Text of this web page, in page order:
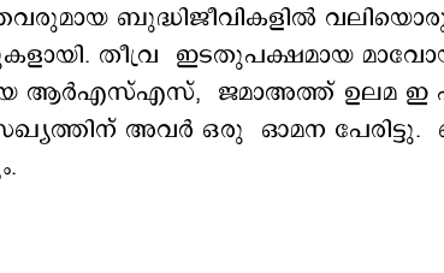
ബുദ്ധിജീവികളിൽ
തീവ്ര ഇടതുപക്ഷമായ
ആർഎസ്എസ്, ജമാഅത്ത് ഉലമ ഇ
അവർ ഒരു ഓമന